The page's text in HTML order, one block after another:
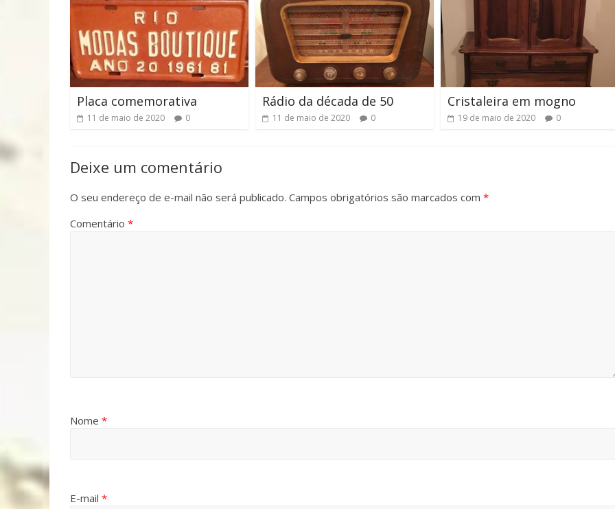
Placa comemorativa
11 de maio de 2020 0
Rádio da década de 50
11 de maio de 2020 0
Cristaleira em mogno
19 de maio de 2020 0
Deixe um comentário
O seu endereço de e-mail não será publicado. Campos obrigatórios são marcados com *
Comentário *
Nome *
E-mail *